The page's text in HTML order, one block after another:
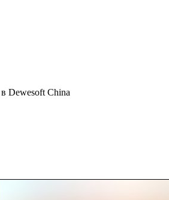
Dewesoft China